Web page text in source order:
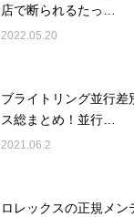
店で断られるたっ…
2022.05.20
ブライトリング並行差
ス総まとめ！並行…
2021.06.2
ロレックスの正規メ